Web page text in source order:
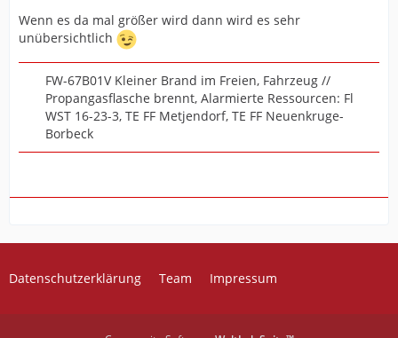
Wenn es da mal größer wird dann wird es sehr
unübersichtlich
FW-67B01V Kleiner Brand im Freien, Fahrzeug //
Propangasflasche brennt, Alarmierte Ressourcen: Fl
WST 16-23-3, TE FF Metjendorf, TE FF Neuenkruge-
Borbeck
Datenschutzerklärung Team Impressum